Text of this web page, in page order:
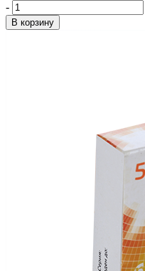
-
В корзину